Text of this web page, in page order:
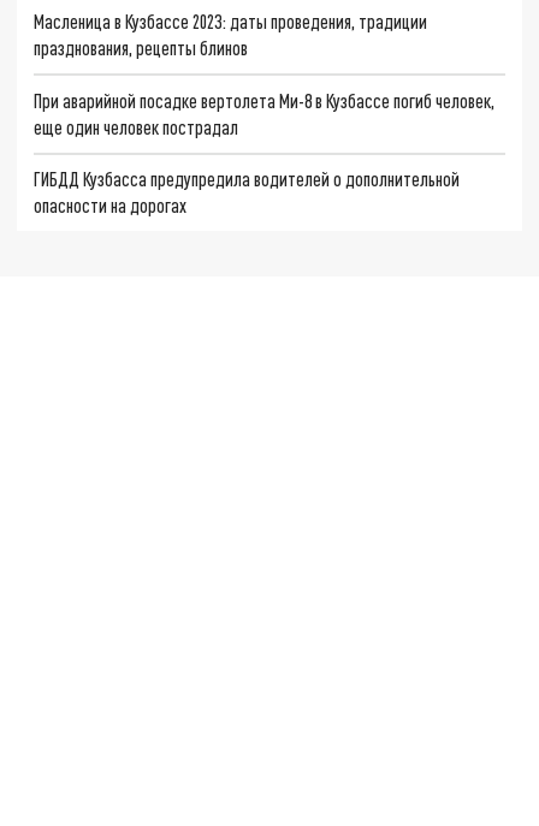
Масленица в Кузбассе 2023: даты проведения, традиции
празднования, рецепты блинов
При аварийной посадке вертолета Ми-8 в Кузбассе погиб человек,
еще один человек пострадал
ГИБДД Кузбасса предупредила водителей о дополнительной
опасности на дорогах